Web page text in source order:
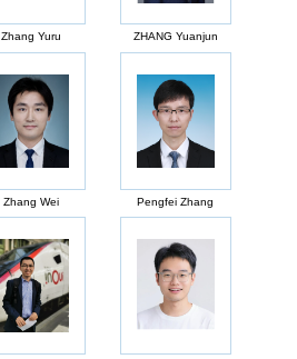
Zhang Yuru ZHANG Yuanjun
Zhang Wei Pengfei Zhang